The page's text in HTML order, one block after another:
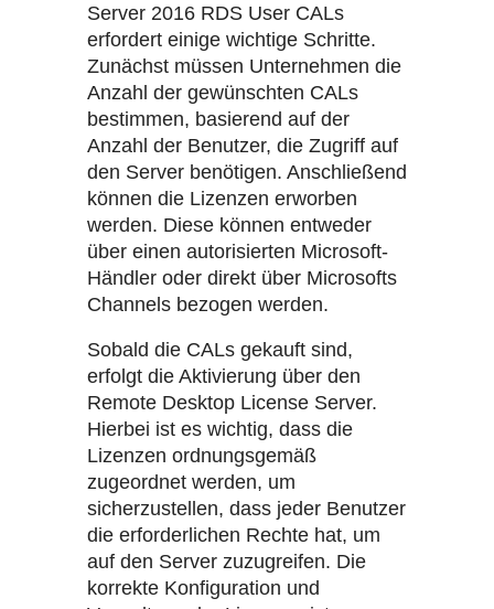
Server 2016 RDS User CALs
erfordert einige wichtige Schritte.
Zunächst müssen Unternehmen die
Anzahl der gewünschten CALs
bestimmen, basierend auf der
Anzahl der Benutzer, die Zugriff auf
den Server benötigen. Anschließend
können die Lizenzen erworben
werden. Diese können entweder
über einen autorisierten Microsoft-
Händler oder direkt über Microsofts
Channels bezogen werden.
Sobald die CALs gekauft sind,
erfolgt die Aktivierung über den
Remote Desktop License Server.
Hierbei ist es wichtig, dass die
Lizenzen ordnungsgemäß
zugeordnet werden, um
sicherzustellen, dass jeder Benutzer
die erforderlichen Rechte hat, um
auf den Server zuzugreifen. Die
korrekte Konfiguration und